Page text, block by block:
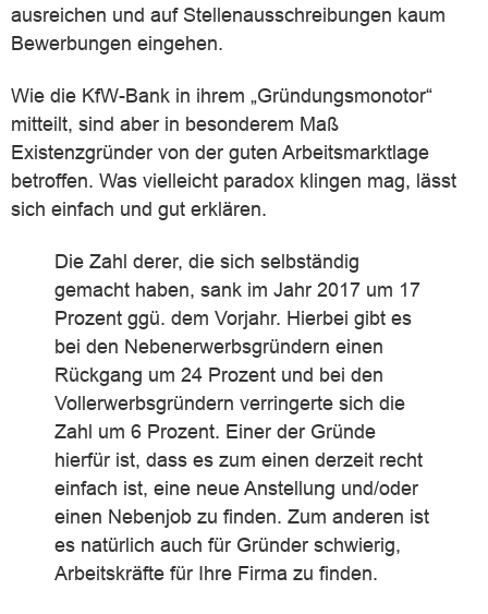
ausreichen und auf Stellenausschreibungen kaum
Bewerbungen eingehen.
Wie die KfW-Bank in ihrem „Gründungsmonotor“
mitteilt, sind aber in besonderem Maß
Existenzgründer von der guten Arbeitsmarktlage
betroffen. Was vielleicht paradox klingen mag, lässt
sich einfach und gut erklären.
Die Zahl derer, die sich selbständig
gemacht haben, sank im Jahr 2017 um 17
Prozent ggü. dem Vorjahr. Hierbei gibt es
bei den Nebenerwerbsgründern einen
Rückgang um 24 Prozent und bei den
Vollerwerbsgründern verringerte sich die
Zahl um 6 Prozent. Einer der Gründe
hierfür ist, dass es zum einen derzeit recht
einfach ist, eine neue Anstellung und/oder
einen Nebenjob zu finden. Zum anderen ist
es natürlich auch für Gründer schwierig,
Arbeitskräfte für Ihre Firma zu finden.